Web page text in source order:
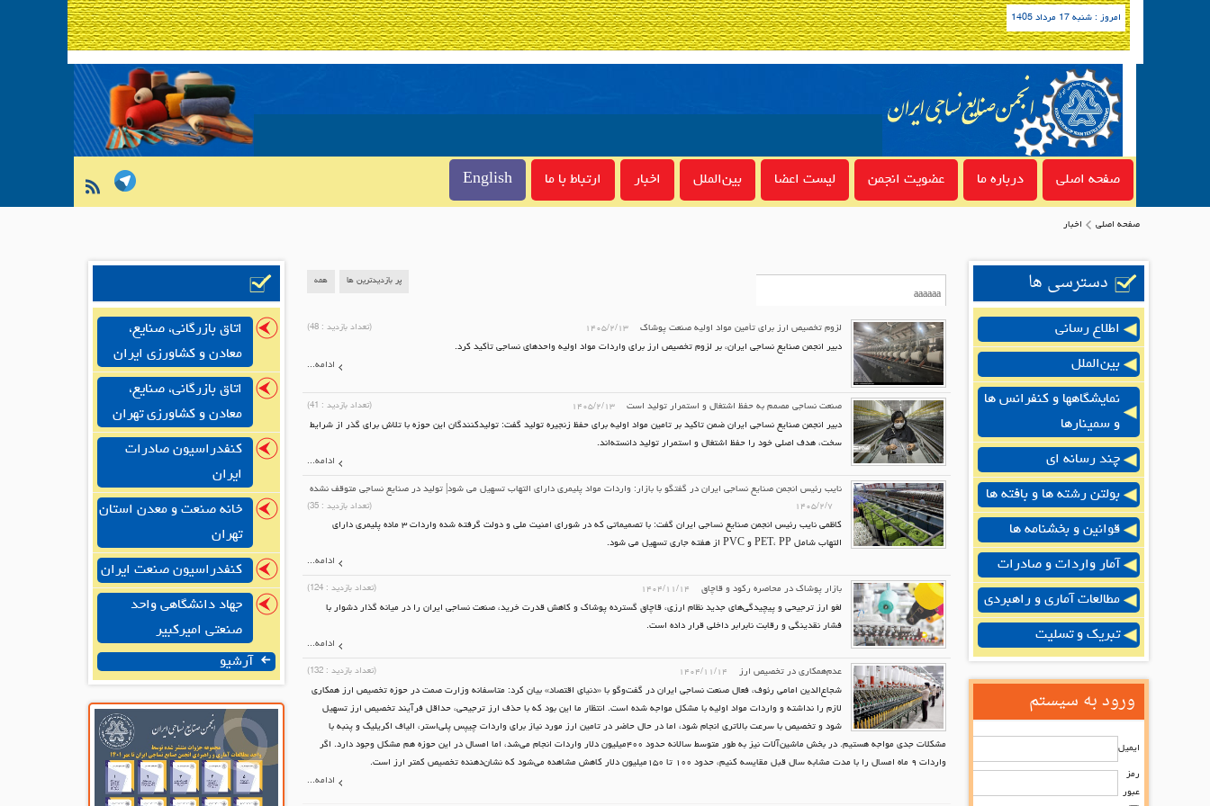
امروز : شنبه 17 مرداد 1405
صفحه اصلی درباره ما عضویت انجمن لیست اعضا بین‌الملل اخبار ارتباط با ما English
صفحه اصلی اخبار
دسترسی ها
اطلاع رسانی
بین‌الملل
نمایشگاهها و کنفرانس ها
و سمینارها
چند رسانه ای
بولتن رشته ها و بافته ها
قوانین و بخشنامه ها
آمار واردات و صادرات
مطالعات آماری و راهبردی
تبریک و تسلیت
ورود به سیستم
ایمیل
رمز
عبور
پر بازدیدترین ها همه
لزوم تخصیص ارز برای تأمین مواد اولیه صنعت پوشاک ۱۴۰۵/۲/۱۳ (تعداد بازدید : 48
)
دبیر انجمن صنایع نساجی ایران، بر لزوم تخصیص ارز برای واردات مواد اولیه واحدهای نساجی تأکید کرد.
ادامه...
صنعت نساجی مصمم به حفظ اشتغال و استمرار تولید است ۱۴۰۵/۲/۱۳ (تعداد بازدید : 41
)
دبیر انجمن صنایع نساجی ایران ضمن تاکید بر تامین مواد اولیه برای حفظ زنجیره تولید گفت: تولیدکنندگان این حوزه با تلاش برای گذر از شرایط
سخت، هدف اصلی خود را حفظ اشتغال و استمرار تولید دانسته‌اند.
ادامه...
نایب رئیس انجمن صنایع نساجی ایران در گفتگو با بازار: واردات مواد پلیمری دارای التهاب تسهیل می شود| تولید در صنایع نساجی متوقف نشده
۱۴۰۵/۲/۷ (تعداد بازدید : 35
)
کاظمی نایب رئیس انجمن صنایع نساجی ایران گفت: با تصمیماتی که در شورای امنیت ملی و دولت گرفته شده واردات ۳ ماده پلیمری دارای
التهاب شامل PET، PP و PVC از هفته جاری تسهیل می شود.
ادامه...
بازار پوشاک در محاصره رکود و قاچاق ۱۴۰۴/۱۱/۱۴ (تعداد بازدید : 124
)
لغو ارز ترجیحی و پیچیدگی‌های جدید نظام ارزی، قاچاق گسترده پوشاک و کاهش قدرت خرید، صنعت نساجی ایران را در میانه گذار دشوار با
فشار نقدینگی و رقابت نابرابر داخلی قرار داده است.
ادامه...
عدم‌همکاری در تخصیص ارز ۱۴۰۴/۱۱/۱۴ (تعداد بازدید : 132
)
شجاع‌الدین امامی رئوف، فعال صنعت نساجی ایران در گفت‌وگو با «دنیای اقتصاد» بیان کرد: متاسفانه وزارت صمت در حوزه تخصیص ارز همکاری
لازم را نداشته و واردات مواد اولیه با مشکل مواجه شده است. انتظار ما این بود که با حذف ارز ترجیحی، حداقل فرآیند تخصیص ارز تسهیل
شود و تخصیص با سرعت بالاتری انجام شود، اما در حال حاضر در تامین ارز مورد نیاز برای واردات چیپس پلی‌استر، الیاف اکریلیک و پنبه با
مشکلات جدی مواجه هستیم. در بخش ماشین‌آلات نیز به طور متوسط سالانه حدود ۴۰۰‌میلیون دلار واردات انجام می‌شد، اما امسال در این حوزه هم مشکل وجود دارد. اگر
واردات ۹ ماه امسال را با مدت مشابه سال قبل مقایسه کنیم، حدود ۱۰۰ تا ۱۵۰‌میلیون دلار کاهش مشاهده می‌شود که نشان‌دهنده تخصیص کمتر ارز است.
ادامه...
اتاق بازرگانی، صنایع،
معادن و کشاورزی ایران
اتاق بازرگانی، صنایع،
معادن و کشاورزی تهران
کنفدراسیون صادرات
ایران
خانه صنعت و معدن استان
تهران
کنفدراسیون صنعت ایران
جهاد دانشگاهی واحد
صنعتی امیرکبیر
آرشیو